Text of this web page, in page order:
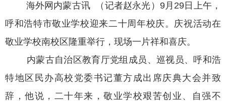
海外网内蒙古讯 （记者赵永光）9月29日上午，
呼和浩特市敬业学校迎来二十周年校庆。庆祝活动在
敬业学校南校区隆重举行，现场一片祥和喜庆。
内蒙古自治区教育厅党组成员、巡视员、呼和浩
特地区民办高校党委书记董方成出席庆典大会并致
辞，他说，二十年来，敬业学校艰苦创业、自强不